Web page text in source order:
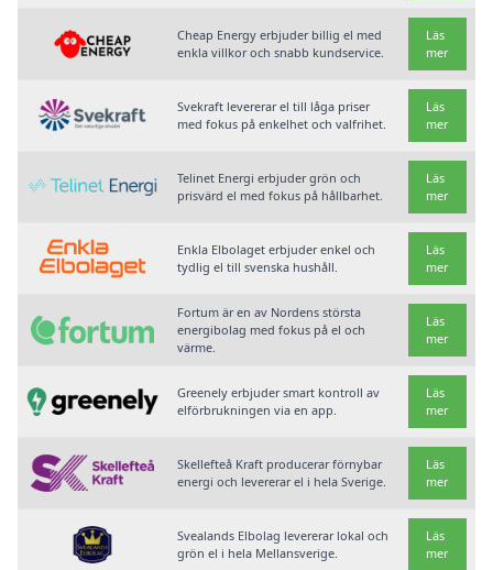
Cheap Energy erbjuder billig el med
enkla villkor och snabb kundservice.
Läs
mer
Svekraft levererar el till låga priser
med fokus på enkelhet och valfrihet.
Läs
mer
Telinet Energi erbjuder grön och
prisvärd el med fokus på hållbarhet.
Läs
mer
Enkla Elbolaget erbjuder enkel och
tydlig el till svenska hushåll.
Läs
mer
Fortum är en av Nordens största
energibolag med fokus på el och
värme.
Läs
mer
Greenely erbjuder smart kontroll av
elförbrukningen via en app.
Läs
mer
Skellefteå Kraft producerar förnybar
energi och levererar el i hela Sverige.
Läs
mer
Svealands Elbolag levererar lokal och
grön el i hela Mellansverige.
Läs
mer